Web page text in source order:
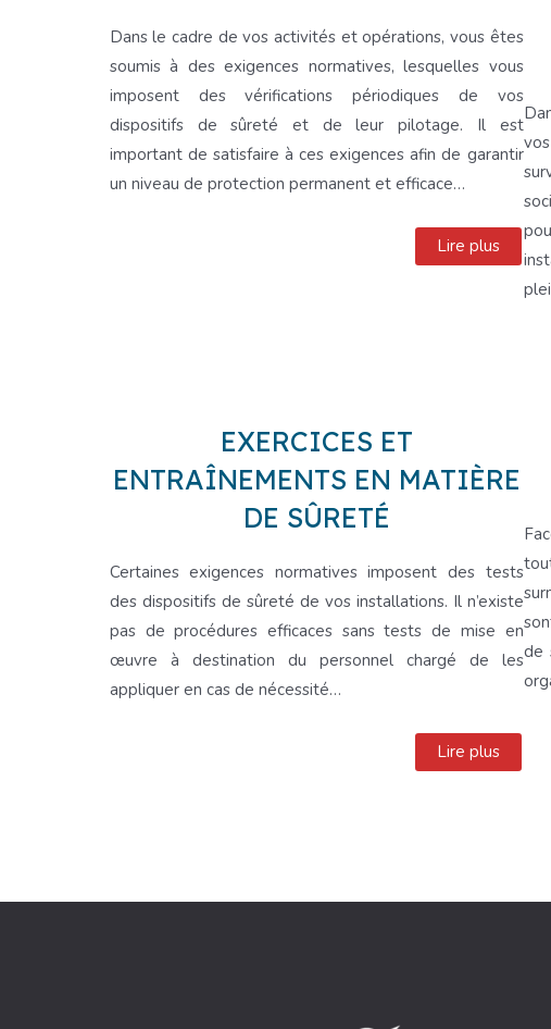
Dans le cadre de vos activités et opérations, vous êtes
soumis à des exigences normatives, lesquelles vous
imposent des vérifications périodiques de vos
dispositifs de sûreté et de leur pilotage. Il est
important de satisfaire à ces exigences afin de garantir
un niveau de protection permanent et efficace…
Lire plus
EXERCICES ET
ENTRAÎNEMENTS EN MATIÈRE
DE SÛRETÉ
Certaines exigences normatives imposent des tests
des dispositifs de sûreté de vos installations. Il n’existe
pas de procédures efficaces sans tests de mise en
œuvre à destination du personnel chargé de les
appliquer en cas de nécessité…
Lire plus
de